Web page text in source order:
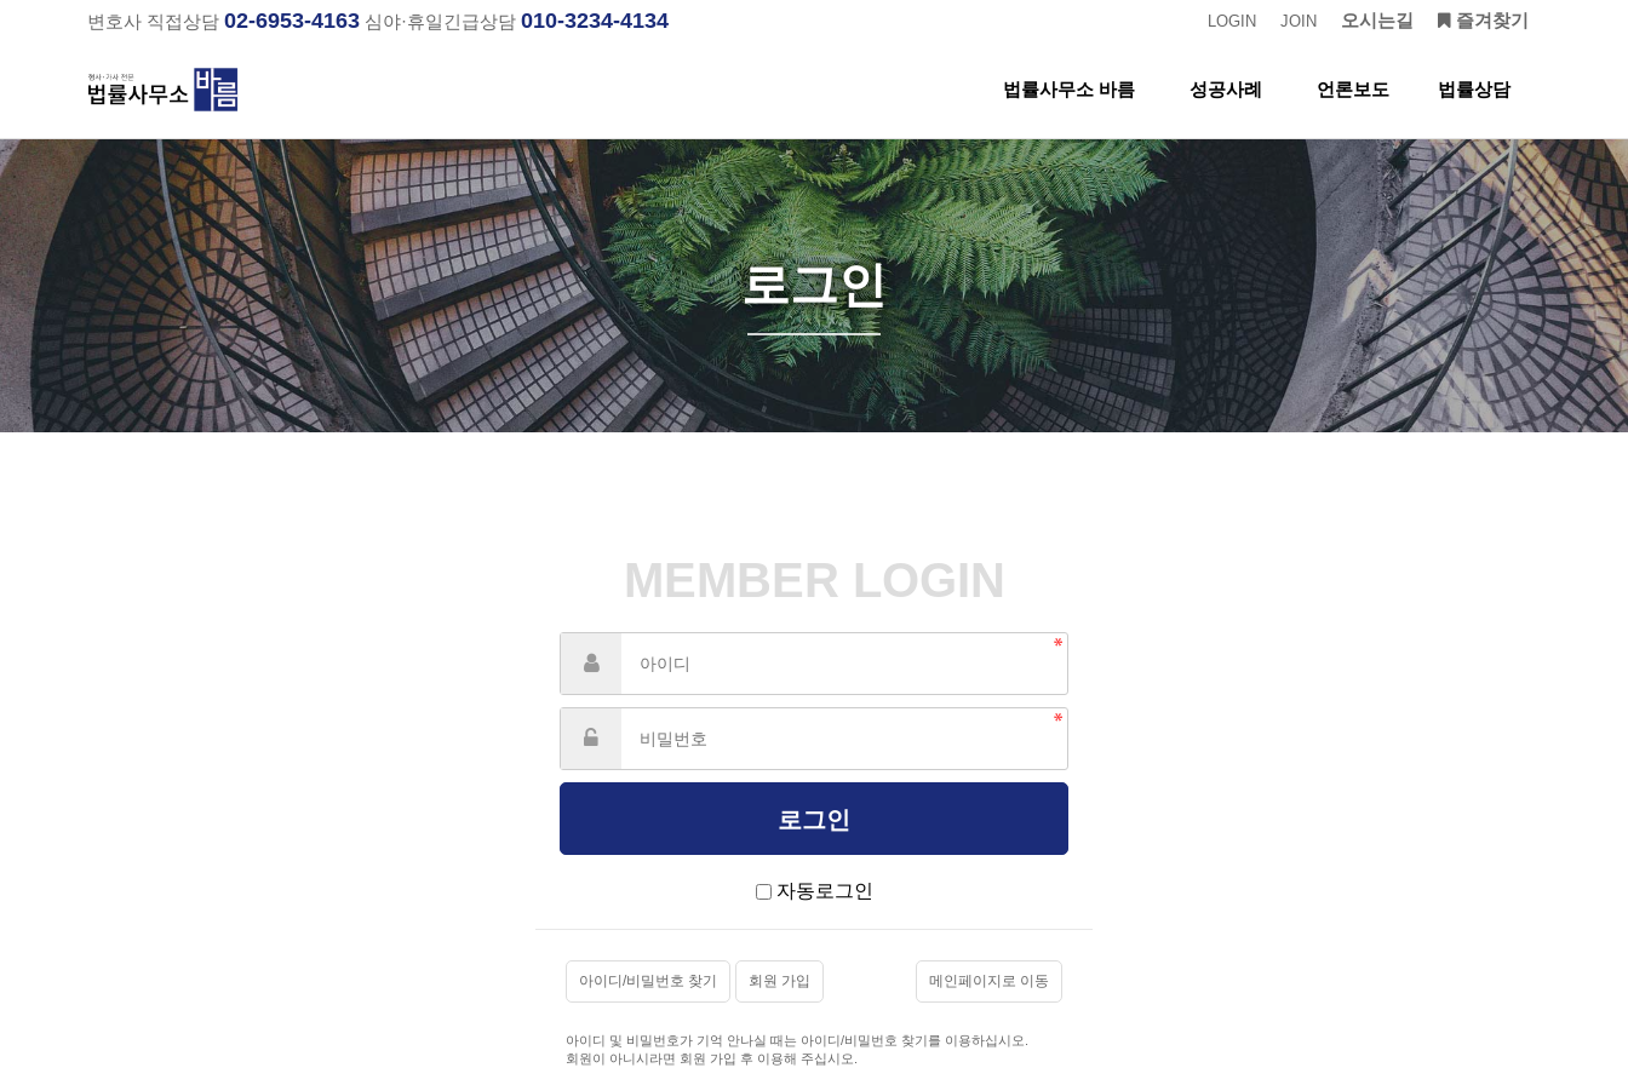
변호사 직접상담 02-6953-4163 심야·휴일긴급상담 010-3234-4134 즐겨찾기
오시는길
JOIN
LOGIN
법률사무소 바름 성공사례
하위분류
언론보도 법률상담
로그인
MEMBER LOGIN
자동로그인
아이디/비밀번호 찾기 회원 가입 메인페이지로 이동
아이디 및 비밀번호가 기억 안나실 때는 아이디/비밀번호 찾기를 이용하십시오.
회원이 아니시라면 회원 가입 후 이용해 주십시오.